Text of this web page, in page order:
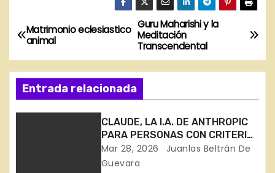
N
a
v
e
Guru Maharishi y la
Meditación
Transcendental
Matrimonio eclesiastico
animal
Entrada relacionada
CLAUDE, LA I.A. DE ANTHROPIC
PARA PERSONAS CON CRITERIO
PROPIO. MERECE LA PENA.
Mar 28, 2026
Juanlas Beltrán De
Guevara